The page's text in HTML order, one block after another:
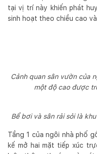
tại vị trí này khiến phát
sinh hoạt theo chiều cao
Cảnh quan sân vườn của
một độ cao được
Bể bơi và sân rải sỏi là
Tầng 1 của ngôi nhà phố
kế mở hai mặt tiếp xúc